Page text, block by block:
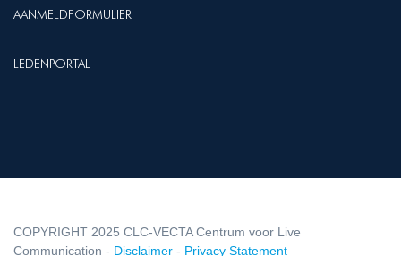
AANMELDFORMULIER
LEDENPORTAL
COPYRIGHT 2025 CLC-VECTA Centrum voor Live
Communication - Disclaimer - Privacy Statement